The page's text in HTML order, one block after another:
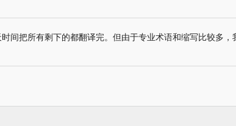
间把所有剩下的都翻译完。但由于专业术语和缩写比较多，